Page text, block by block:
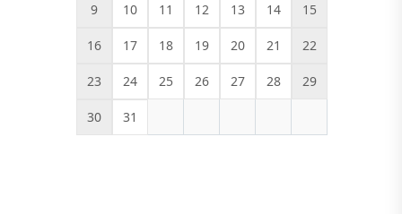
9 10 11 12 13 14 15
16 17 18 19 20 21 22
23 24 25 26 27 28 29
30 31